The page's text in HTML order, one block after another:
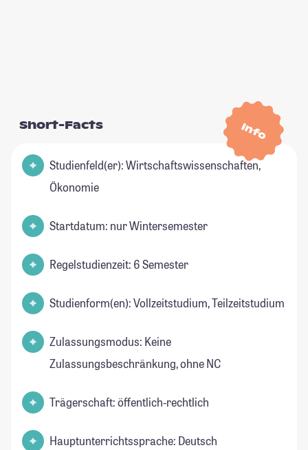
Info
Short-Facts
Studienfeld(er): Wirtschaftswissenschaften,
Ökonomie
Startdatum: nur Wintersemester
Regelstudienzeit: 6 Semester
Studienform(en): Vollzeitstudium, Teilzeitstudium
Zulassungsmodus: Keine
Zulassungsbeschränkung, ohne NC
Trägerschaft: öffentlich-rechtlich
Hauptunterrichtssprache: Deutsch